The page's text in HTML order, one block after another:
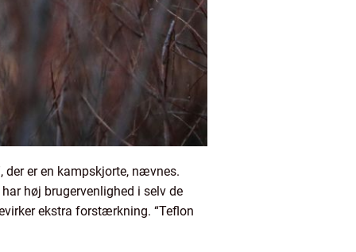
der er en kampskjorte, nævnes.
høj brugervenlighed i selv de
ekstra forstærkning. “Teflon